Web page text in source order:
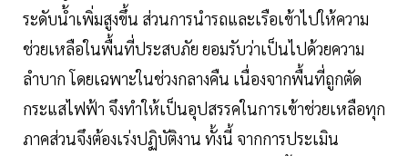
ระดับน้ำเพิ่มสูงขึ้น ส่วนการนำรถและเรือเข้าไปให้ความ
ช่วยเหลือในพื้นที่ประสบภัย ยอมรับว่าเป็นไปด้วยความ
ลำบาก โดยเฉพาะในช่วงกลางคืน เนื่องจากพื้นที่ถูกตัด
กระแสไฟฟ้า จึงทำให้เป็นอุปสรรคในการเข้าช่วยเหลือทุก
ภาคส่วนจึงต้องเร่งปฏิบัติงาน ทั้งนี้ จากการประเมิน